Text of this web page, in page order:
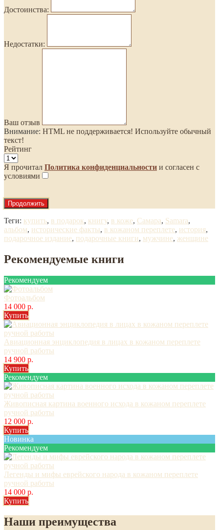
Достоинства:
Недостатки:
Ваш отзыв
Внимание: HTML не поддерживается! Используйте обычный
текст!
Рейтинг
Я прочитал Политика конфиденциальности и согласен с
условиями
Продолжить
Теги: купить, в подарок, книгу, в коже, Самара, Samara,
альбом, исторические факты, в кожаном переплете, история,
подарочное издание, подарочные книги, мужчине, женщине
Рекомендуемые книги
Рекомендуем
Фотоальбом
14 000 р.
Купить
Авиационная энциклопедия в лицах в кожаном переплете
ручной работы
14 900 р.
Купить
Рекомендуем
Живописная картина военного исхода в кожаном переплете
ручной работы
12 000 р.
Купить
Новинка
Рекомендуем
Легенды и мифы еврейского народа в кожаном переплете
ручной работы
14 000 р.
Купить
Наши преимущества